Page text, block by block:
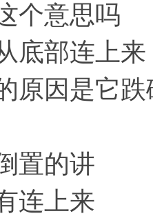
个意思吗
底部连上来
原因是它跌
置的讲
连上来